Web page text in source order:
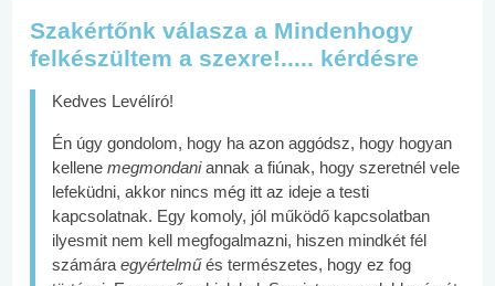
Szakértőnk válasza a Mindenhogy
felkészültem a szexre!..... kérdésre
Kedves Levélíró!
Én úgy gondolom, hogy ha azon aggódsz, hogy hogyan
kellene megmondaniannak a fiúnak, hogy szeretnél vele
lefeküdni, akkor nincs még itt az ideje a testi
kapcsolatnak. Egy komoly, jól működő kapcsolatban
ilyesmit nem kell megfogalmazni, hiszen mindkét fél
számára egyértelműés természetes, hogy ez fog